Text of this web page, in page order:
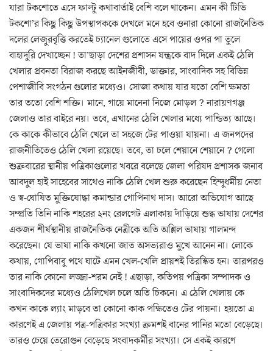
যারা টকশোতে এসে ফাল্টু কথাবার্তাই বেশি বলে থাকেন। এমন কী টিভি
টকশো’র কিছু কিছু উপস্থাপককে দেখলে মনে হবে ওনারা কোনো রাজনৈতিক
দলের লেজুরবৃত্তি করতেই চ্যানেল গুলোতে এসে পায়ের ওপর পা তুলে
বাহাদুরি দেখাচ্ছেন ! তা’ছাড়া দেশের প্রশাসন যন্ত্রকে বাদ দিলে একই ঠেলি
খেলার প্রবনতা বিরাজ করছে আইনজীবী, ডাক্তার, সাংবাদিক সহ বিভিন্ন
পেশাজীবি সংগঠন গুলোর মধ্যেও। সোজা কথায় যার যতো বেশি ক্ষমতা
তার ততো বেশি শক্তি। মানে, গায়ে মানেনা নিজে মোড়ল ? নারায়ণগঞ্জ
জেলাও তার বাইরে নয়। তবে, এখানের ঠেলি খেলার মধ্যে পান্ডিত্য আছে।
কে কাকে কীভাবে ঠেলি খেলে তা সহজে টের পাওয়া যায়না। এ জনপদের
রাজনীতিতেও ঠেলি খেলা রয়েছে। তবে, তা চলে শেয়ানে শেয়ানে ? গেলো
শুক্রবারের স্থানীয় পত্রিকাগুলোর খবরে বলেছে জেলা পরিষদ প্রশাসক জনাব
আবদুল হাই সাহেবের সাথেও নাকি ঠেলি খেল শুরু করেছেন হিন্দুধর্মীয় নেতা
ও স্ব-ঘোষিত মুক্তিযোদ্ধা কমান্ডার গোপিনাথ দাস। আরো অভিযোগ আছে
সম্প্রতি তিনি নাকি শহরের ২নং রেলগেট এলাকায় দাঁড়িয়ে শুদ্ধ ভাষায় দেশের
একজন শীর্ষস্থানীয় রাজনৈতিক নেত্রীকে অতি অশ্লিল ভাষায় গালমন্দ
করেছেন। যে ভাষা নাকি কখনো জাত অসভ্যরাও মুখে আনেন না। লোকে
কথায়, গোপিবাবু পথে ঘাটে এমন খেল-খেলি প্রায়শই তিরস্কিত হন। তারপরও
তার নাকি কোনো লজ্জা-শরম নেই ! এছাড়া, কতিপয় পত্রিকা সম্পাদক ও
সাংবাদিকদের মধ্যেও ঠেলিখেল চলে অতি চিকনে। এ ঠেলি খেলায় কে
কখন কাকে ল্যাং মাড়বে তা কোনো কাক পক্ষিতেও টের পায়না। হয়তো এ
কারণেই এ জেলায় পত্র-পত্রিকার সংখ্যা ক্রমশই বানের পানির মতো বেড়েছে।
তারও চেয়ে তেরোগুন বেড়েছে সংবাদকর্মীর সংখ্যা। সে একই কারণে